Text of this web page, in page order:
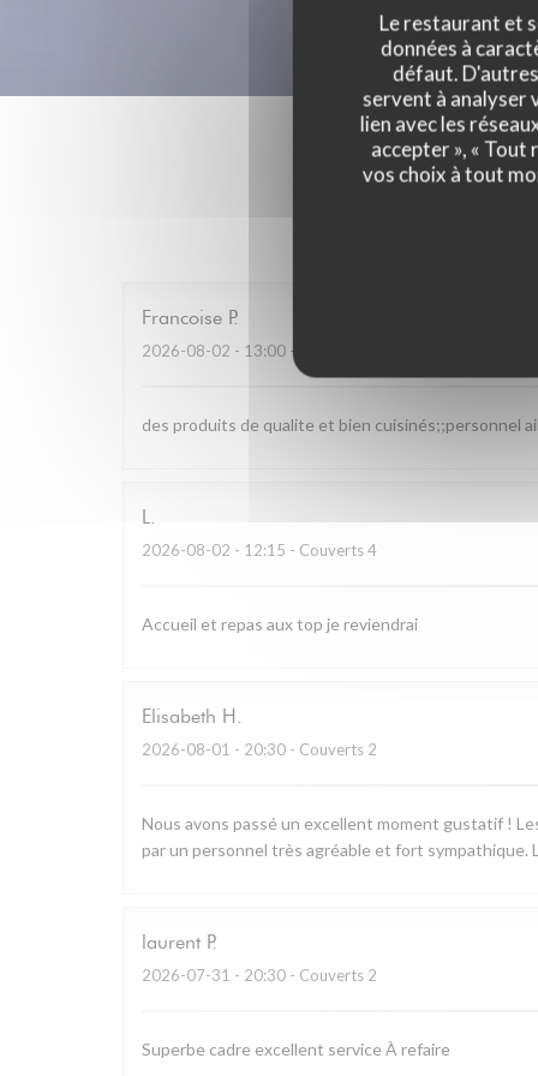
Le restaurant et
données à
défaut.
servent à analyser
lien avec les
accepter », «
vos choix à tout
Francoise P
2026-08-02 - 13:00 - Couverts 4
des produits de qualite et bien cuisinés;;personnel
L
2026-08-02 - 12:15 - Couverts 4
Accueil et repas aux top je reviendrai
Elisabeth H
2026-08-01 - 20:30 - Couverts 2
Nous avons passé un excellent moment gustatif !
par un personnel très agréable et fort sympathique.
laurent P
2026-07-31 - 20:30 - Couverts 2
Superbe cadre excellent service À refaire